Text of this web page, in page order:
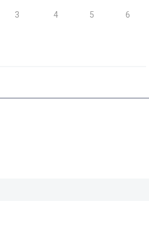
3 4 5 6